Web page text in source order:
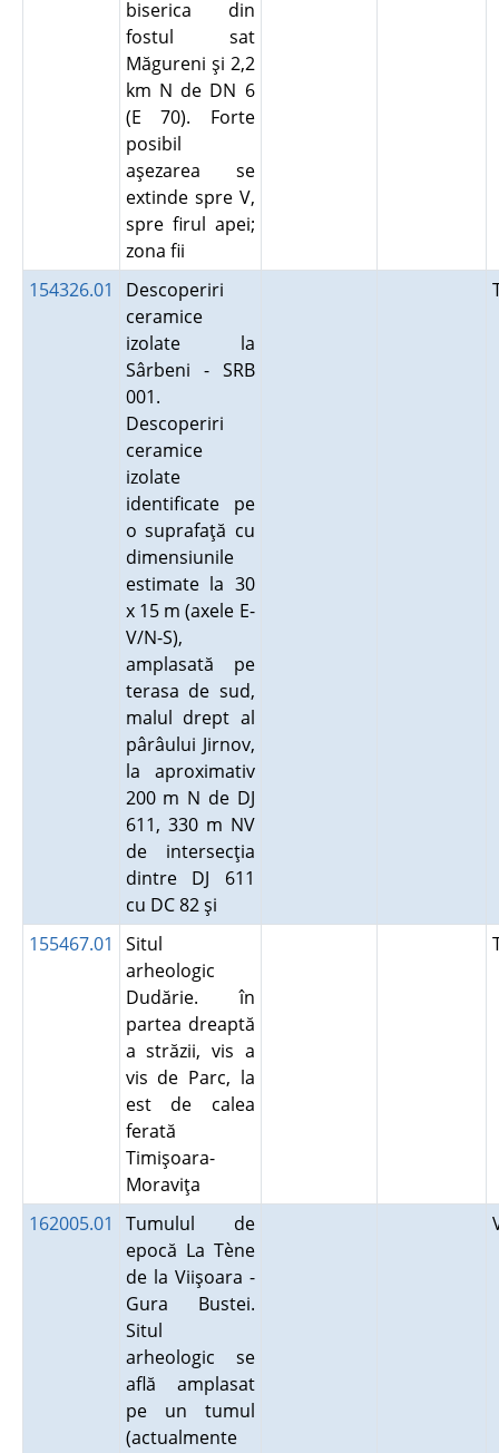
biserica din
fostul sat
Măgureni şi 2,2
km N de DN 6
(E 70). Forte
posibil
aşezarea se
extinde spre V,
spre firul apei;
zona fii
154326.01
Descoperiri
ceramice
izolate la
Sârbeni - SRB
001.
Descoperiri
ceramice
izolate
identificate pe
o suprafaţă cu
dimensiunile
estimate la 30
x 15 m (axele E-
V/N-S),
amplasată pe
terasa de sud,
malul drept al
pârâului Jirnov,
la aproximativ
200 m N de DJ
611, 330 m NV
de intersecţia
dintre DJ 611
cu DC 82 şi
155467.01
Situl
arheologic
Dudărie. în
partea dreaptă
a străzii, vis a
vis de Parc, la
est de calea
ferată
Timişoara-
Moraviţa
162005.01
Tumulul de
epocă La Tène
de la Viişoara -
Gura Bustei.
Situl
arheologic se
află amplasat
pe un tumul
(actualmente